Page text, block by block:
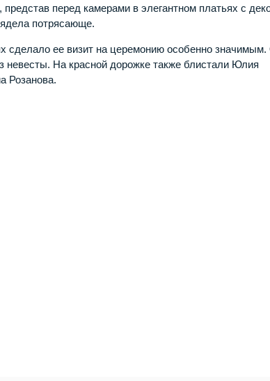
перед камерами в элегантном платьях с
потрясающе.
сделало ее визит на церемонию особенно
На красной дорожке также блистали Юлия
Розанова.